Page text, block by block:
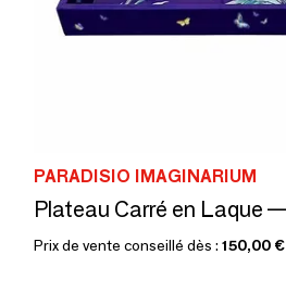
PARADISIO IMAGINARIUM
Prix de vente conseillé dès : 150,00 €